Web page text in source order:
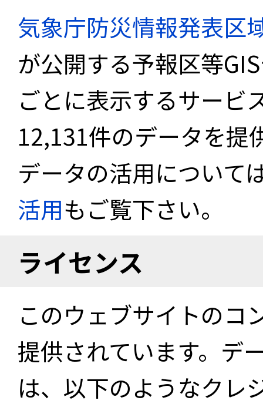
気象庁防災情報発表区
が公開する予報区等
ごとに表示するサービ
12,131件のデータを提
データの活用について
活用もご覧下さい。
ライセンス
このウェブサイトのコ
提供されています。デ
は、以下のようなクレ